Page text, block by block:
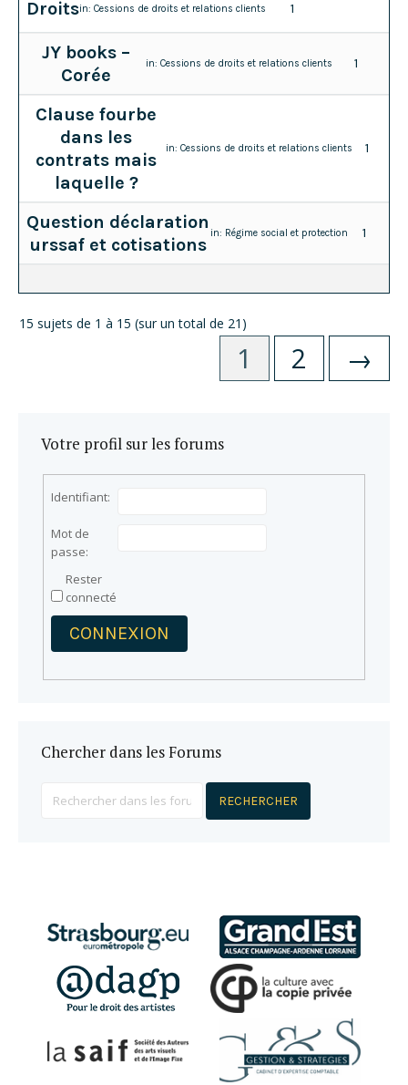
Droitsin: Cessions de droits et relations clients 1
JY books –
Corée
in: Cessions de droits et relations clients 1
Clause fourbe
dans les
contrats mais
laquelle ?
in:Cessions de droits et relations clients 1
Question déclaration
urssaf et cotisations
in: Régime social et protection 1
15 sujets de 1 à 15 (sur un total de 21)
1 2 →
Votre profil sur les forums
Identifiant:
Mot de
passe:
Rester
connecté
CONNEXION
Chercher dans les Forums